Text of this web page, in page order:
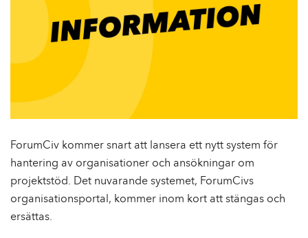
ForumCiv kommer snart att lansera ett nytt system för
hantering av organisationer och ansökningar om
projektstöd. Det nuvarande systemet, ForumCivs
organisationsportal, kommer inom kort att stängas och
ersättas.